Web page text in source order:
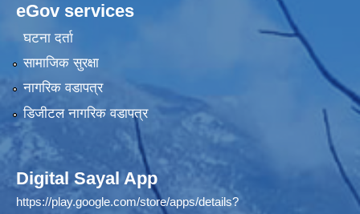
eGov services
घटना दर्ता
सामाजिक सुरक्षा
नागरिक वडापत्र
डिजीटल नागरिक वडापत्र
Digital Sayal App
https://play.google.com/store/apps/details?